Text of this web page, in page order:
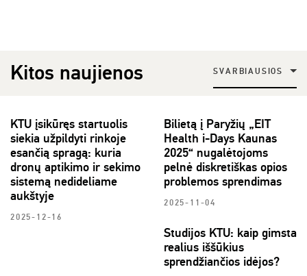
Kitos naujienos SVARBIAUSIOS
KTU įsikūręs startuolis
siekia užpildyti rinkoje
esančią spragą: kuria
dronų aptikimo ir sekimo
sistemą nedideliame
aukštyje
2025-12-16
Bilietą į Paryžių „EIT
Health i-Days Kaunas
2025“ nugalėtojoms
pelnė diskretiškas opios
problemos sprendimas
2025-11-04
Studijos KTU: kaip gimsta
realius iššūkius
sprendžiančios idėjos?